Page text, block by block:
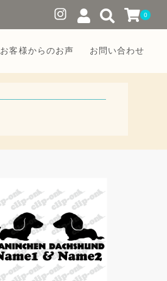
0
お客様からのお声 お問い合わせ